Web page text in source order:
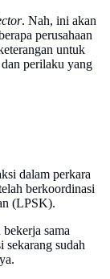
. Nah, ini akan
perusahaan
untuk
perilaku yang
dalam perkara
berkoordinasi
(LPSK).
sama
sudah